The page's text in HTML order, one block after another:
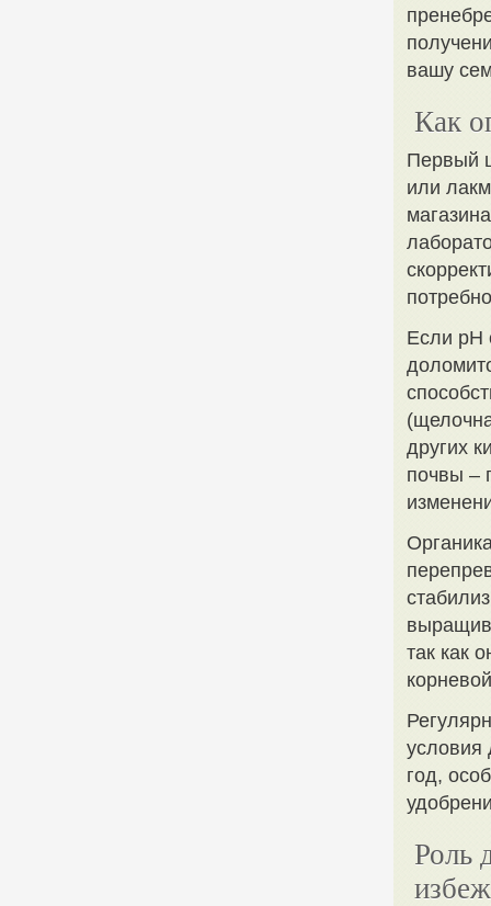
вашу
Как
Первый
или
Если pH
других
почвы –
так как
условия
год,
Роль